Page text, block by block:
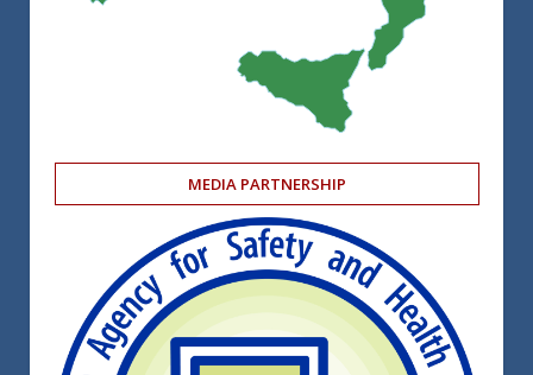
MEDIA PARTNERSHIP